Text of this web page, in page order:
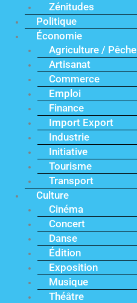
Zénitudes
Politique
Économie
Agriculture / Pêche
Artisanat
Commerce
Emploi
Finance
Import Export
Industrie
Initiative
Tourisme
Transport
Culture
Cinéma
Concert
Danse
Édition
Exposition
Musique
Théâtre